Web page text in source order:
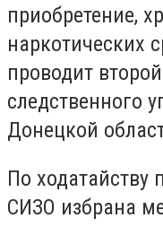
приобретение,
наркотических
проводит
следственного
Донецкой
По ходатайству
СИЗО избрана